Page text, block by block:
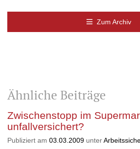
Zum Archiv
Ähnliche Beiträge
Zwischenstopp im
unfallversichert?
Publiziert am 03.03.2009 unter